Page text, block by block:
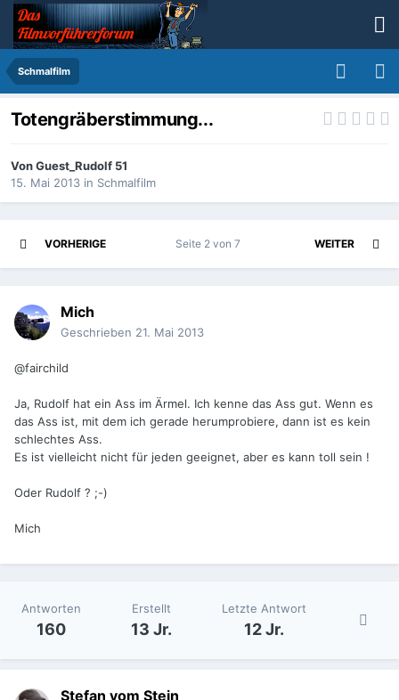
Schmalfilm
Totengräberstimmung...
VonGuest_Rudolf 51
15. Mai 2013 in Schmalfilm
VORHERIGE WEITER
Seite 2 von 7
Mich
Geschrieben 21. Mai 2013
@fairchild
Ja, Rudolf hat ein Ass im Ärmel. Ich kenne das Ass gut. Wenn es
das Ass ist, mit dem ich gerade herumprobiere, dann ist es kein
schlechtes Ass.
Es ist vielleicht nicht für jeden geeignet, aber es kann toll sein !
Oder Rudolf ? ;-)
Mich
Antworten
160
Erstellt
13 Jr.
Letzte Antwort
12 Jr.
Stefan vom Stein